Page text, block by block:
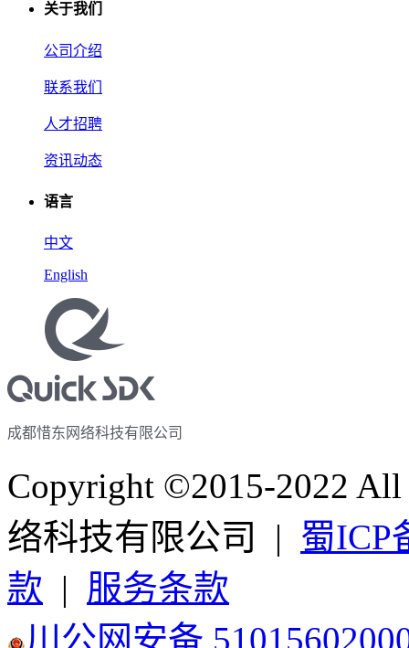
关于我们
公司介绍
联系我们
人才招聘
资讯动态
语言
中文
English
成都惜东网络科技有限公司
Copyright ©2015-2022
络科技有限公司 | 蜀ICP
款 | 服务条款
川公网安备